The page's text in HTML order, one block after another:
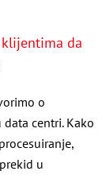
da
o
centri. Kako
u